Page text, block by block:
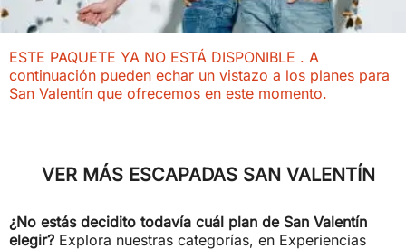
ESTE PAQUETE YA NO ESTÁ DISPONIBLE . A
continuación pueden echar un vistazo a los planes para
San Valentín que ofrecemos en este momento.
VER MÁS ESCAPADAS SAN VALENTÍN
¿No estás decidito todavía cuál plan de San Valentín
elegir?Explora nuestras categorías, en Experiencias